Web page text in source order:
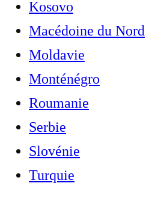
Kosovo
Macédoine du Nord
Moldavie
Monténégro
Roumanie
Serbie
Slovénie
Turquie